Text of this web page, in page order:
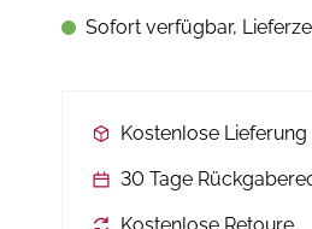
Sofort verfügbar,
Kostenlose
30 Tage